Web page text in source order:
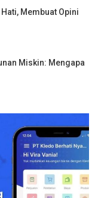
Membuat Opini
Miskin: Mengapa